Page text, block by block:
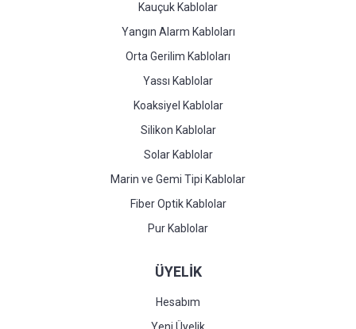
Kauçuk Kablolar
Yangın Alarm Kabloları
Orta Gerilim Kabloları
Yassı Kablolar
Koaksiyel Kablolar
Silikon Kablolar
Solar Kablolar
Marin ve Gemi Tipi Kablolar
Fiber Optik Kablolar
Pur Kablolar
ÜYELİK
Hesabım